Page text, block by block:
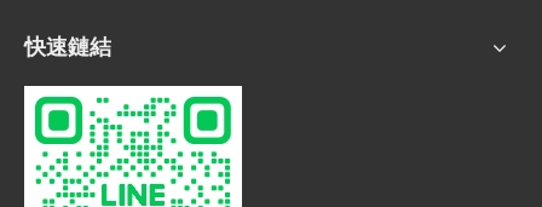
快速鏈結